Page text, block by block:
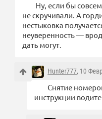
Ну, если бы
не скручивали. А
нестыковка
неуверенность —
дать могут.
Hunter777, 10
Снятие
инструкции